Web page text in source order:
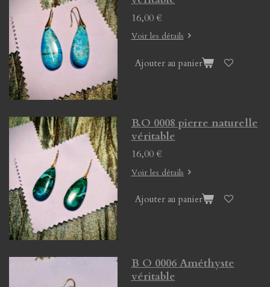
16,00 €
Voir les détails
Ajouter au panier
B.O 0008 pierre naturelle
véritable
16,00 €
Voir les détails
Ajouter au panier
B O 0006 Améthyste
véritable